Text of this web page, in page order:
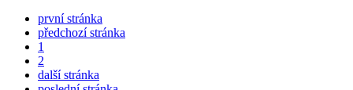
první stránka
předchozí stránka
1
2
další stránka